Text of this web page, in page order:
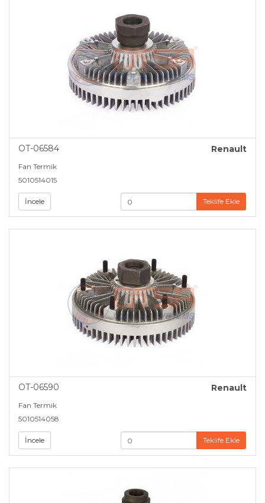
OT-06584 Renault
Fan Termik
5010514015
İncele Teklife Ekle
OT-06590 Renault
Fan Termik
5010514058
İncele Teklife Ekle